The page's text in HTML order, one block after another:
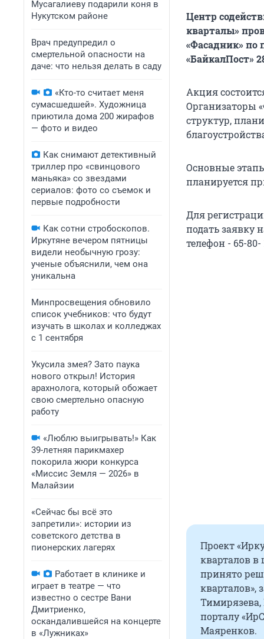
Мусагалиеву подарили коня в
Нукутском районе
Врач предупредил о
смертельной опасности на
даче: что нельзя делать в саду
«Кто-то считает меня
сумасшедшей». Художница
приютила дома 200 жирафов
— фото и видео
Как снимают детективный
триллер про «свинцового
маньяка» со звездами
сериалов: фото со съемок и
первые подробности
Как сотни стробоскопов.
Иркутяне вечером пятницы
видели необычную грозу:
ученые объяснили, чем она
уникальна
Минпросвещения обновило
список учебников: что будут
изучать в школах и колледжах
с 1 сентября
Укусила змея? Зато паука
нового открыл! История
арахнолога, который обожает
свою смертельно опасную
работу
«Люблю выигрывать!» Как
39-летняя парикмахер
покорила жюри конкурса
«Миссис Земля — 2026» в
Малайзии
«Сейчас бы всё это
запретили»: истории из
советского детства в
пионерских лагерях
Работает в клинике и
играет в театре — что
известно о сестре Вани
Дмитриенко,
оскандалившейся на концерте
в «Лужниках»
Центр
кварталы»
«Фасадник»
«БайкалПост»
Акция
Организаторы
структур,
Основные
планируется
Для
подать заявку
телефон - 65-80-
Проект
кварталов в
принято
кварталов»,
Тимирязева,
порталу
Маяренков.